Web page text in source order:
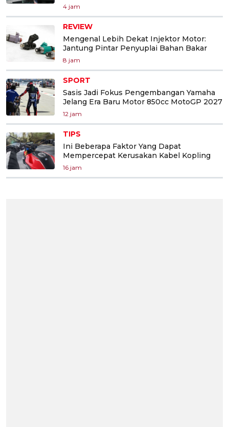
4 jam
REVIEW
Mengenal Lebih Dekat Injektor Motor:
Jantung Pintar Penyuplai Bahan Bakar
8 jam
SPORT
Sasis Jadi Fokus Pengembangan Yamaha
Jelang Era Baru Motor 850cc MotoGP 2027
12 jam
TIPS
Ini Beberapa Faktor Yang Dapat
Mempercepat Kerusakan Kabel Kopling
16 jam